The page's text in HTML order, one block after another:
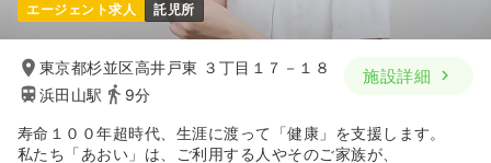
エージェント求人 託児所
東京都杉並区高井戸東 ３丁目１７－１８
浜田山駅
9分
施設詳細
寿命１００年超時代、生涯に渡って「健康」を支援します。
私たち「あおい」は、ご利用する人やそのご家族が、